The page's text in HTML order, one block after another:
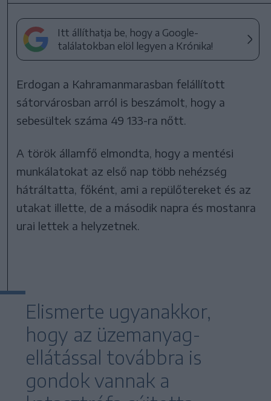
Itt állíthatja be, hogy a Google-
találatokban elöl legyen a Krónika!
Erdogan a Kahramanmarasban felállított
sátorvárosban arról is beszámolt, hogy a
sebesültek száma 49 133-ra nőtt.
A török államfő elmondta, hogy a mentési
munkálatokat az első nap több nehézség
hátráltatta, főként, ami a repülőtereket és az
utakat illette, de a második napra és mostanra
urai lettek a helyzetnek.
Elismerte ugyanakkor,
hogy az üzemanyag-
ellátással továbbra is
gondok vannak a